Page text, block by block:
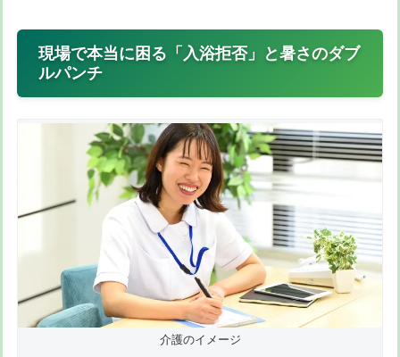
現場で本当に困る「入浴拒否」と暑さのダブ
ルパンチ
介護のイメージ